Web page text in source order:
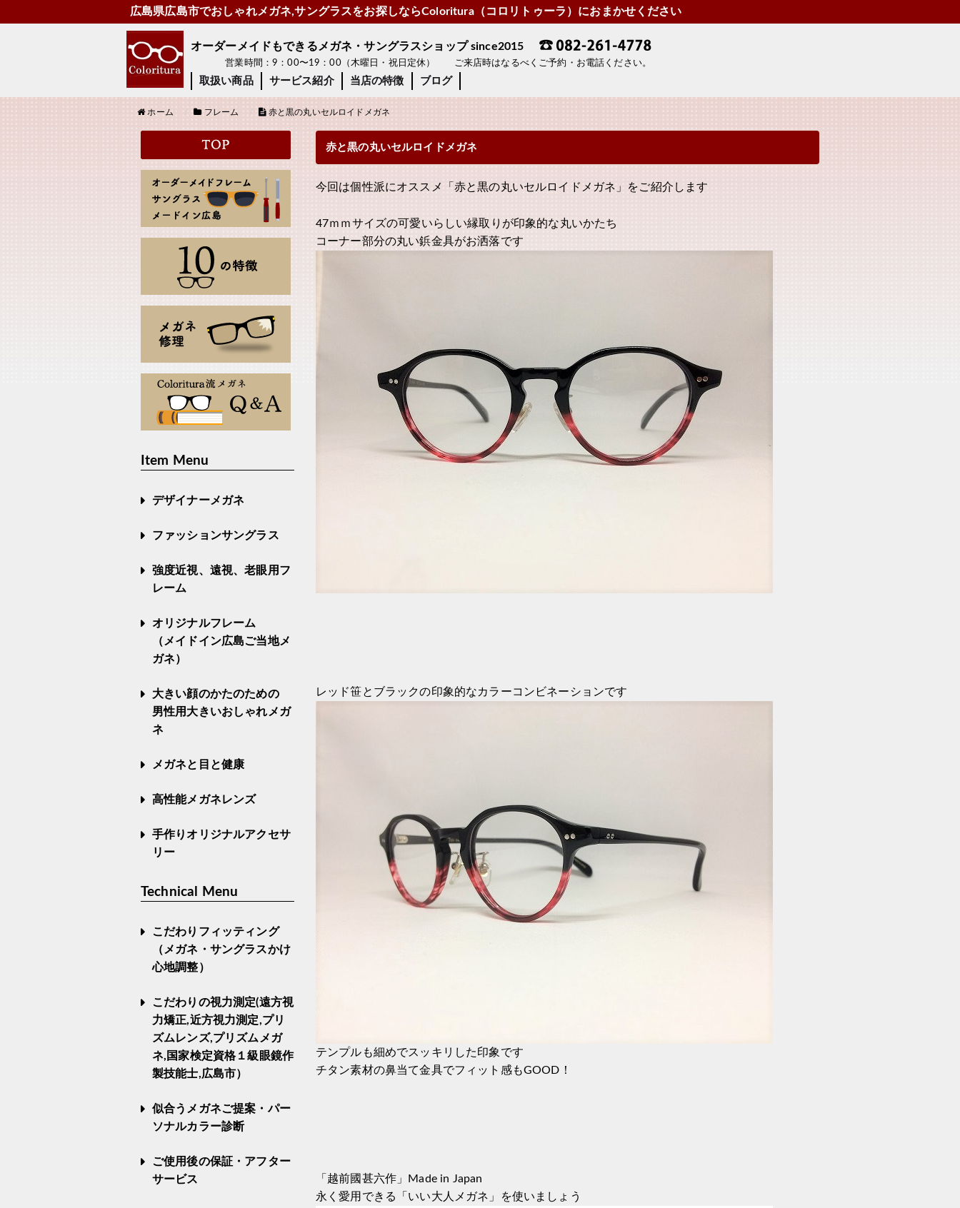
広島県広島市でおしゃれメガネ,サングラスをお探しならColoritura（コロリトゥーラ）におまかせください
オーダーメイドもできるメガネ・サングラスショップ since2015
営業時間：9：00〜19：00（木曜日・祝日定休） ご来店時はなるべくご予約・お電話ください。
取扱い商品 サービス紹介 当店の特徴 ブログ
ホーム フレーム 赤と黒の丸いセルロイドメガネ
赤と黒の丸いセルロイドメガネ
今回は個性派にオススメ「赤と黒の丸いセルロイドメガネ」をご紹介します
47ｍｍサイズの可愛いらしい縁取りが印象的な丸いかたち
コーナー部分の丸い鋲金具がお洒落です
レッド笹とブラックの印象的なカラーコンビネーションです
テンプルも細めでスッキリした印象です
チタン素材の鼻当て金具でフィット感もGOOD！
「越前國甚六作」Made in Japan
永く愛用できる「いい大人メガネ」を使いましょう
Item Menu
デザイナーメガネ
ファッションサングラス
強度近視、遠視、老眼用フ
レーム
オリジナルフレーム
（メイドイン広島ご当地メ
ガネ）
大きい顔のかたのための
男性用大きいおしゃれメガ
ネ
メガネと目と健康
高性能メガネレンズ
手作りオリジナルアクセサ
リー
Technical Menu
こだわりフィッティング
（メガネ・サングラスかけ
心地調整）
こだわりの視力測定(遠方視
力矯正,近方視力測定,プリ
ズムレンズ,プリズムメガ
ネ,国家検定資格１級眼鏡作
製技能士,広島市）
似合うメガネご提案・パー
ソナルカラー診断
ご使用後の保証・アフター
サービス